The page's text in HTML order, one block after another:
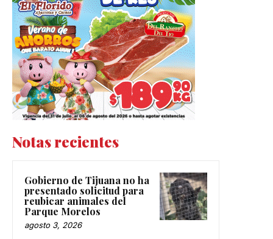
Notas recientes
Gobierno de Tijuana no ha
presentado solicitud para
reubicar animales del
Parque Morelos
agosto 3, 2026